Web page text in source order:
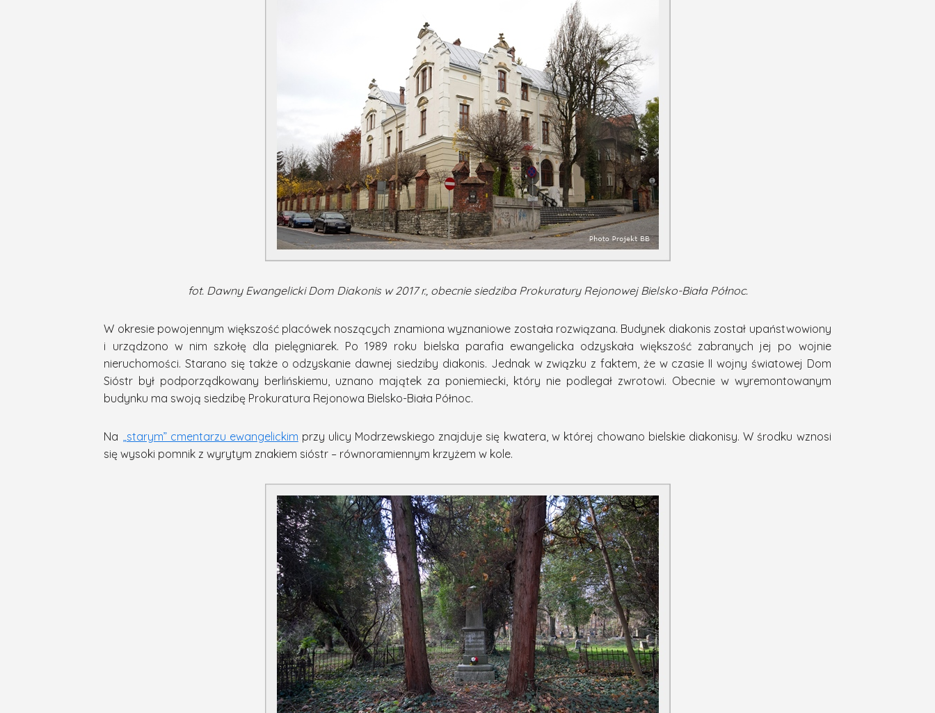
fot. Dawny Ewangelicki Dom Diakonis w 2017 r., obecnie siedziba Prokuratury Rejonowej Bielsko-Biała Północ.
W okresie powojennym większość placówek noszących znamiona wyznaniowe została rozwiązana. Budynek diakonis został upaństwowiony
i urządzono w nim szkołę dla pielęgniarek. Po 1989 roku bielska parafia ewangelicka odzyskała większość zabranych jej po wojnie
nieruchomości. Starano się także o odzyskanie dawnej siedziby diakonis. Jednak w związku z faktem, że w czasie II wojny światowej Dom
Sióstr był podporządkowany berlińskiemu, uznano majątek za poniemiecki, który nie podlegał zwrotowi. Obecnie w wyremontowanym
budynku ma swoją siedzibę Prokuratura Rejonowa Bielsko-Biała Północ.
Na „starym” cmentarzu ewangelickim przy ulicy Modrzewskiego znajduje się kwatera, w której chowano bielskie diakonisy. W środku wznosi
się wysoki pomnik z wyrytym znakiem sióstr – równoramiennym krzyżem w kole.